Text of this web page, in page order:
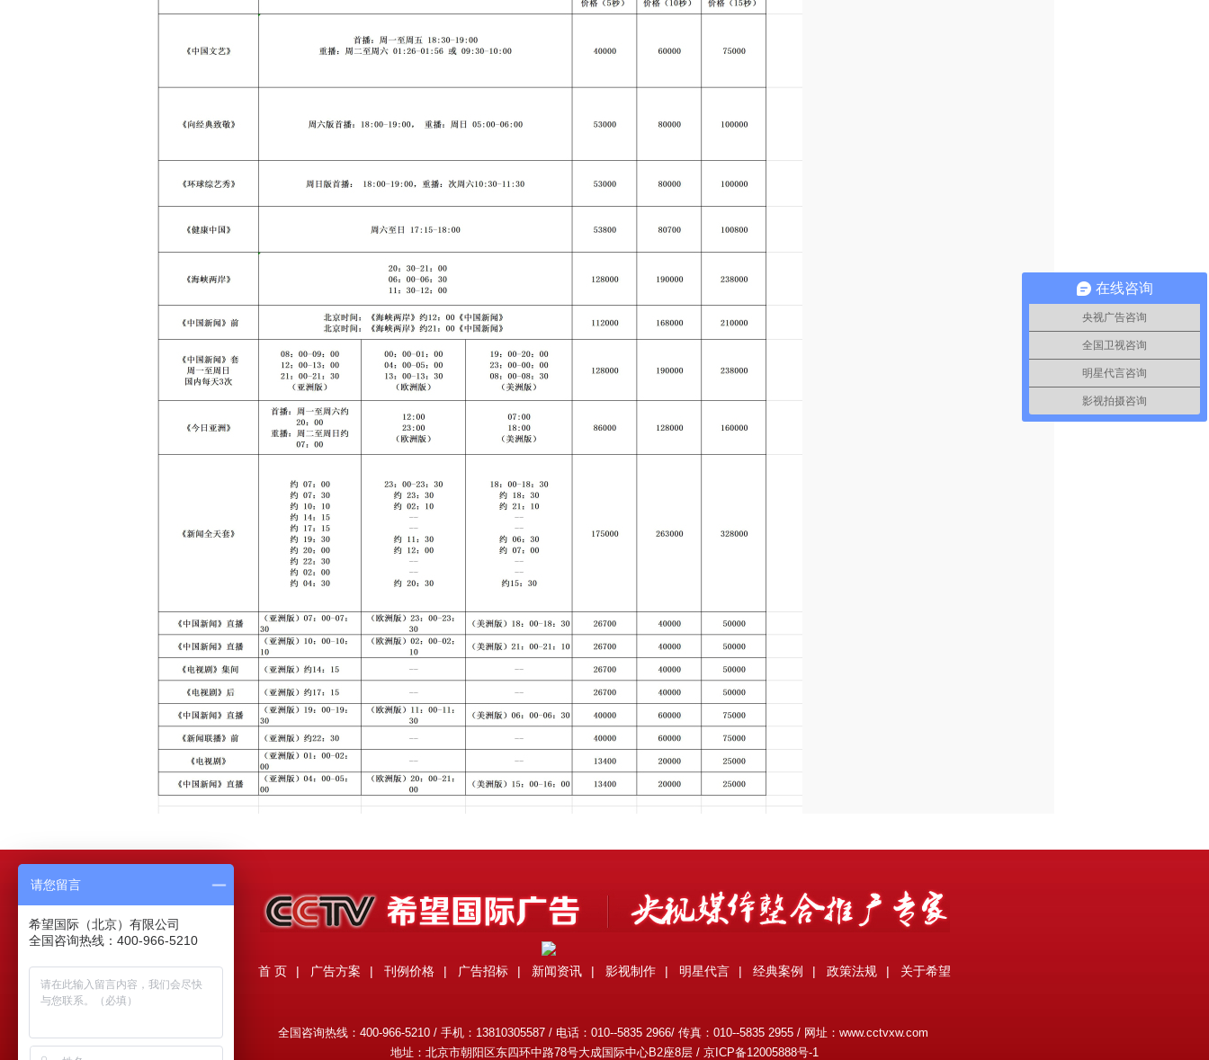
首 页 | 广告方案 | 刊例价格 | 广告招标 | 新闻资讯 | 影视制作 | 明星代言 | 经典案例 | 政策法规 | 关于希望
全国咨询热线：400-966-5210 / 手机：13810305587 / 电话：010--5835 2966/ 传真：010--5835 2955 / 网址： www.cctvxw.com
地址：北京市朝阳区东四环中路78号大成国际中心B2座8层 / 京ICP备12005888号-1
在线咨询
央视广告咨询
全国卫视咨询
明星代言咨询
影视拍摄咨询
请您留言
希望国际（北京）有限公司
全国咨询热线：400-966-5210